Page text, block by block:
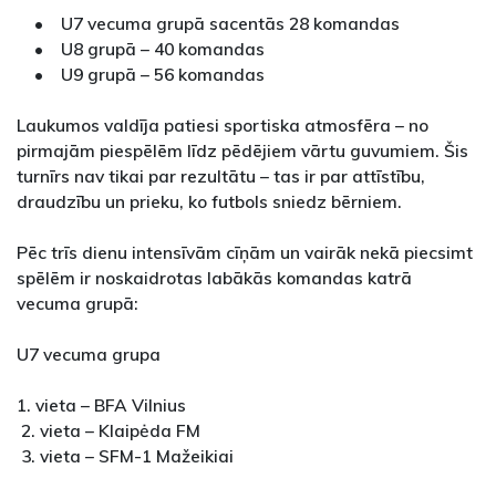
• U7 vecuma grupā sacentās 28 komandas
• U8 grupā – 40 komandas
• U9 grupā – 56 komandas
Laukumos valdīja patiesi sportiska atmosfēra – no
pirmajām piespēlēm līdz pēdējiem vārtu guvumiem. Šis
turnīrs nav tikai par rezultātu – tas ir par attīstību,
draudzību un prieku, ko futbols sniedz bērniem.
Pēc trīs dienu intensīvām cīņām un vairāk nekā piecsimt
spēlēm ir noskaidrotas labākās komandas katrā
vecuma grupā:
U7 vecuma grupa
1. vieta – BFA Vilnius
2. vieta – Klaipėda FM
3. vieta – SFM-1 Mažeikiai